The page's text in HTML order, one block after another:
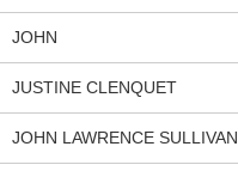
JOHN
JUSTINE CLENQUET
JOHN LAWRENCE SULLIVAN